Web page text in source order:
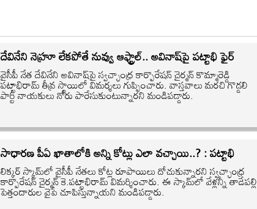
దేవినేని నెహ్రూ లేకపోతే నువ్వు ఆఫ్ట్రాల్.. అవినాష్‌పై పట్టాభి ఫైర్
వైసీపీ నేత దేవినేని అవినాష్‌పై స్వచ్ఛాంధ్ర కార్పొరేషన్ చైర్మన్ కొమ్మారెడ్డి
పట్టాభిరామ్ తీవ్ర స్థాయిలో విమర్శలు గుప్పించారు. వాస్తవాలు మరచి గొడ్డలి
పార్టీ నాయకులు నోరు పారేసుకుంటున్నారని మండిపడ్డారు.
సాధారణ పీఏ ఖాతాలోకి అన్ని కోట్లు ఎలా వచ్చాయి..? : పట్టాభి
లిక్కర్ స్కామ్‌లో వైసీపీ నేతలు కోట్ల రూపాయిలు దోచుకున్నారని స్వచ్ఛాంధ్ర
కార్పొరేషన్ చైర్మన్ కె.పట్టాభిరామ్ విమర్శించారు. ఈ స్కామ్‌లో వేళ్లన్నీ తాడేపల్లి
పెత్తందారుల వైపే చూపిస్తున్నాయని మండిపడ్డారు.